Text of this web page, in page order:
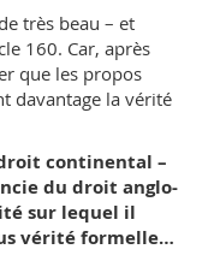
très beau – et
160. Car, après
que les propos
davantage la vérité
continental –
du droit anglo-
sur lequel il
vérité formelle…